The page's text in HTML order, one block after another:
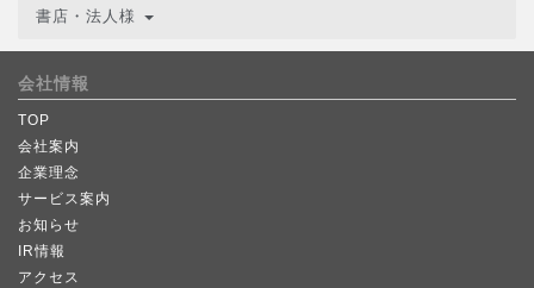
書店・法人様
会社情報
TOP
会社案内
企業理念
サービス案内
お知らせ
IR情報
アクセス